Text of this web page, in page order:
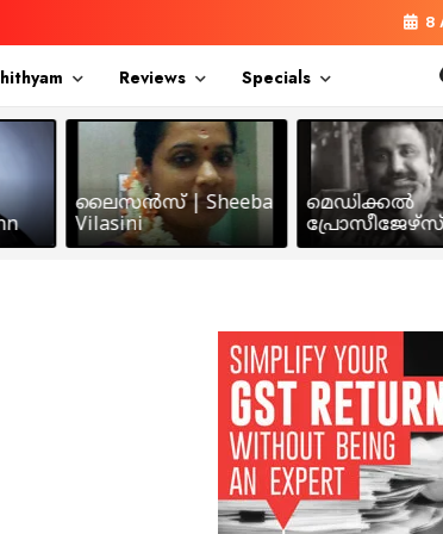
8
Reviews Specials
ലൈസൻസ് | Sheeba
Vilasini
മെഡിക്കൽ
പ്രോസീജേഴ്സ്‌.
John